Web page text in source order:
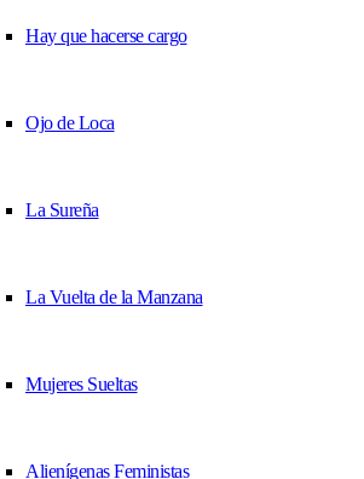
Hay que hacerse cargo
Ojo de Loca
La Sureña
La Vuelta de la Manzana
Mujeres Sueltas
Alienígenas Feministas